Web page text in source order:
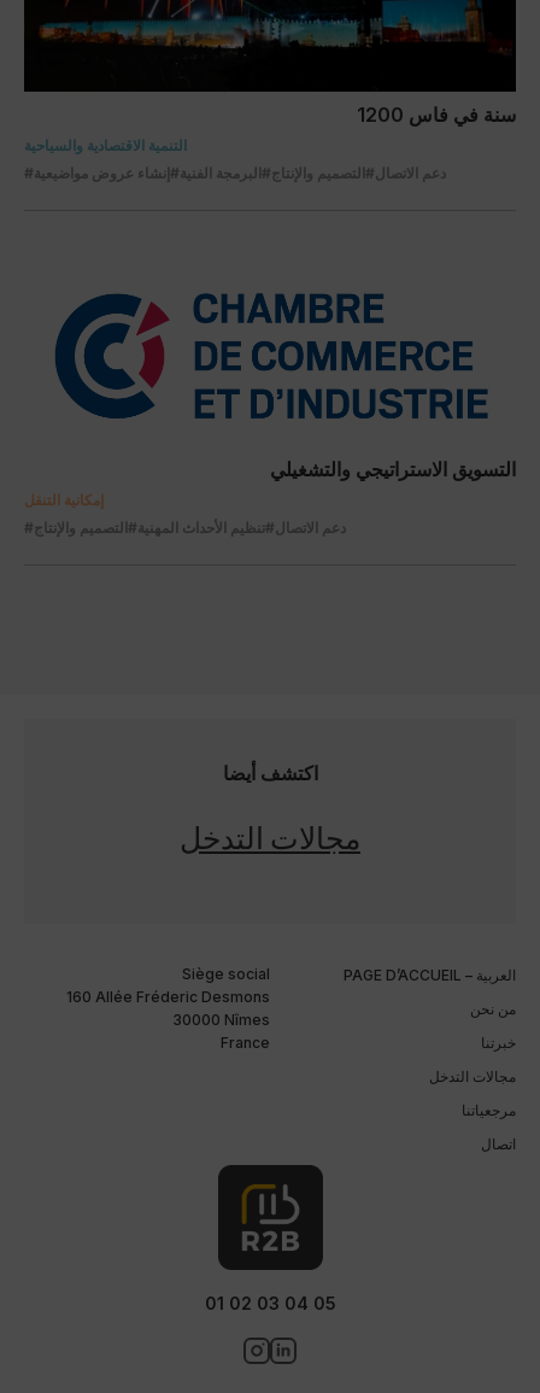
1200 سنة في فاس
التنمية الاقتصادية والسياحية
#إنشاء عروض مواضيعية
#البرمجة الفنية #التصميم والإنتاج #دعم الاتصال
التسويق الاستراتيجي والتشغيلي
إمكانية التنقل
#التصميم والإنتاج
#تنظيم الأحداث المهنية #دعم الاتصال
اكتشف أيضا
مجالات التدخل
PAGE D’ACCUEIL – العربية
من نحن
خبرتنا
مجالات التدخل
مرجعياتنا
اتصال
01 02 03 04 05
Siège social
160 Allée Fréderic Desmons
30000 Nîmes
France